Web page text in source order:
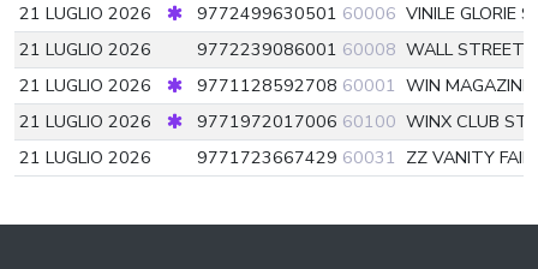
21 LUGLIO 2026
9772499630501 60006 VINILE GLORIE
21 LUGLIO 2026
9772239086001 60008 WALL STREET
21 LUGLIO 2026
9771128592708 60001 WIN
21 LUGLIO 2026
9771972017006 60100 WINX CLUB
21 LUGLIO 2026
9771723667429 60031 ZZ VANITY FAIR